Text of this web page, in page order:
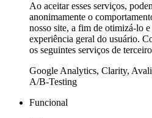
Ao aceitar esses serviços,
anonimamente o
nosso site, a fim de otimizá-lo
experiência geral do usuário.
os seguintes serviços de
Google Analytics, Clarity,
A/B-Testing
Funcional